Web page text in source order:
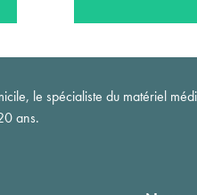
le spécialiste du matériel
ans.